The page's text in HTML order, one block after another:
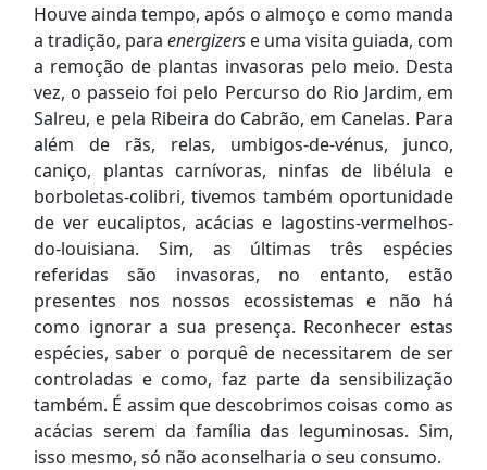
Houve ainda tempo, após o almoço e como manda
a tradição, para energizers e uma visita guiada, com
a remoção de plantas invasoras pelo meio. Desta
vez, o passeio foi pelo Percurso do Rio Jardim, em
Salreu, e pela Ribeira do Cabrão, em Canelas. Para
além de rãs, relas, umbigos-de-vénus, junco,
caniço, plantas carnívoras, ninfas de libélula e
borboletas-colibri, tivemos também oportunidade
de ver eucaliptos, acácias e lagostins-vermelhos-
do-louisiana. Sim, as últimas três espécies
referidas são invasoras, no entanto, estão
presentes nos nossos ecossistemas e não há
como ignorar a sua presença. Reconhecer estas
espécies, saber o porquê de necessitarem de ser
controladas e como, faz parte da sensibilização
também. É assim que descobrimos coisas como as
acácias serem da família das leguminosas. Sim,
isso mesmo, só não aconselharia o seu consumo.